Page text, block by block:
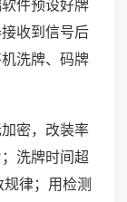
件预设好牌
收到信号后
洗牌、码牌
密，改装率
洗牌时间超
律；用检测